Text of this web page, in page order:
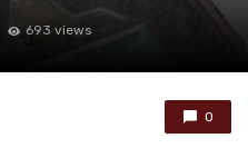
693 views
0